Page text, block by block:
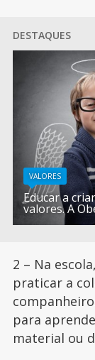
DESTAQUES
VALORES
Educar a
valores. A
2 – Na
praticar a
para
material ou